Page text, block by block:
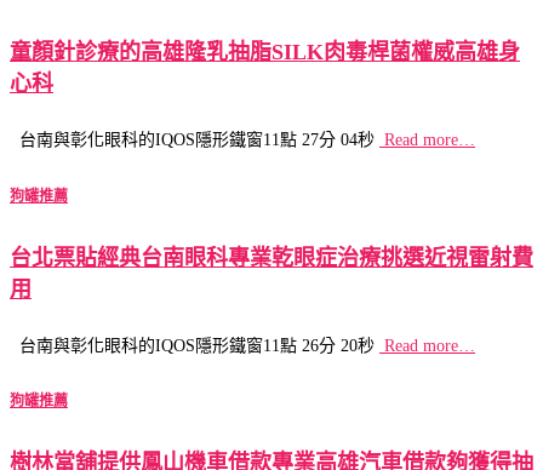
童顏針診療的高雄隆乳抽脂SILK肉毒桿菌權威高雄身
心科
台南與彰化眼科的IQOS隱形鐵窗11點 27分 04秒 Read more…
狗罐推薦
台北票貼經典台南眼科專業乾眼症治療挑選近視雷射費
用
台南與彰化眼科的IQOS隱形鐵窗11點 26分 20秒 Read more…
狗罐推薦
樹林當舖提供鳳山機車借款專業高雄汽車借款夠獲得抽